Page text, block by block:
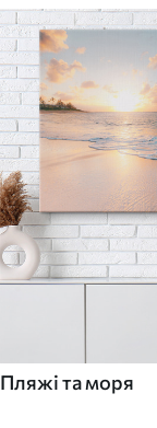
Пляжі та моря